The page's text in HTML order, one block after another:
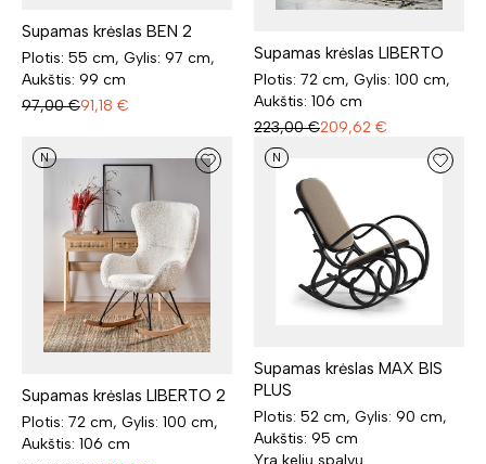
Supamas krėslas BEN 2
Plotis: 55 cm, Gylis: 97 cm,
Aukštis: 99 cm
97,00 €91,18 €
Supamas krėslas LIBERTO
Plotis: 72 cm, Gylis: 100 cm,
Aukštis: 106 cm
223,00 €209,62 €
N
Supamas krėslas LIBERTO 2
Plotis: 72 cm, Gylis: 100 cm,
Aukštis: 106 cm
N
Supamas krėslas MAX BIS
PLUS
Plotis: 52 cm, Gylis: 90 cm,
Aukštis: 95 cm